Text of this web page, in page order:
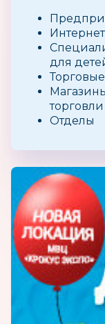
для
торговли
Отделы